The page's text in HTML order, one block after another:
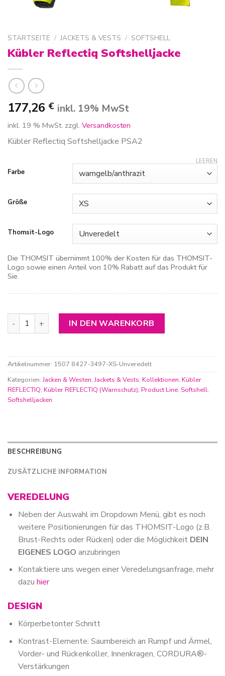
STARTSEITE / JACKETS & VESTS / SOFTSHELL
Kübler Reflectiq Softshelljacke
177,26 € inkl. 19% MwSt
inkl. 19 % MwSt. zzgl. Versandkosten
Kübler Reflectiq Softshelljacke PSA2
Farbe
Größe
Thomsit-Logo
LEEREN
Die THOMSIT übernimmt 100% der Kosten für das THOMSIT-
Logo sowie einen Anteil von 10% Rabatt auf das Produkt für
Sie.
Kübler Reflectiq Softshelljacke Menge
IN DEN WARENKORB
Artikelnummer: 1507 8427-3497-XS-Unveredelt
Kategorien:Jacken & Westen,Jackets & Vests, Kollektionen, Kübler
REFLECTIQ, Kübler REFLECTIQ (Warnschutz), Product Line, Softshell,
Softshelljacken
BESCHREIBUNG
ZUSÄTZLICHE INFORMATION
VEREDELUNG
Neben der Auswahl im Dropdown Menü, gibt es noch
weitere Positionierungen für das THOMSIT-Logo (z.B.
Brust-Rechts oder Rücken) oder die Möglichkeit DEIN
EIGENES LOGO anzubringen
Kontaktiere uns wegen einer Veredelungsanfrage, mehr
dazu hier
DESIGN
Körperbetonter Schnitt
Kontrast-Elemente: Saumbereich an Rumpf und Ärmel,
Vorder- und Rückenkoller, Innenkragen, CORDURA®-
Verstärkungen